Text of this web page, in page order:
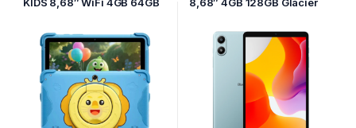
KIDS 8,68″ WiFi 4GB 64GB
8,68″ 4GB 128GB Glacier